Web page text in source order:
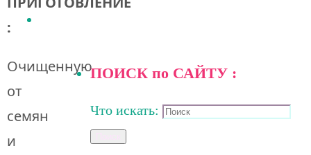
:
Очищенную
от
семян
и
ПОИСК по САЙТУ :
Что искать: